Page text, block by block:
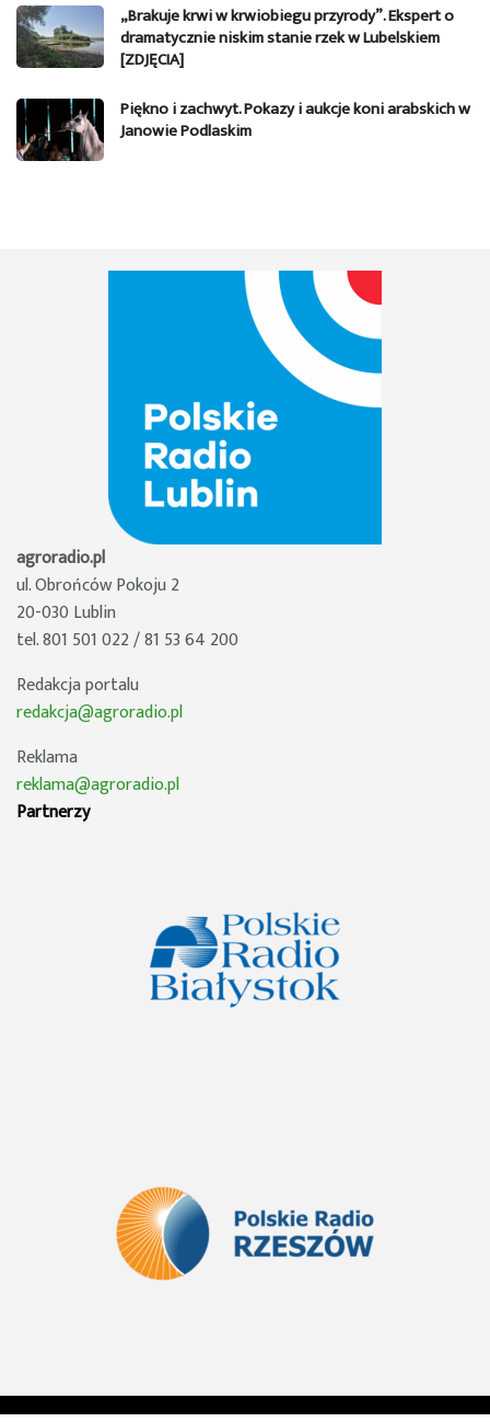
„Brakuje krwi w krwiobiegu przyrody”. Ekspert o
dramatycznie niskim stanie rzek w Lubelskiem
[ZDJĘCIA]
Piękno i zachwyt. Pokazy i aukcje koni arabskich w
Janowie Podlaskim
agroradio.pl
ul. Obrońców Pokoju 2
20-030 Lublin
tel. 801 501 022 / 81 53 64 200
Redakcja portalu
redakcja@agroradio.pl
Reklama
reklama@agroradio.pl
Partnerzy